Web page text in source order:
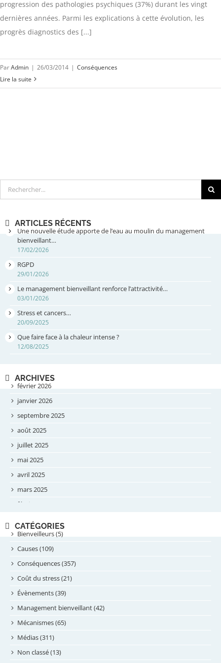
progression des pathologies psychiques (37%) durant les vingt
dernières années. Parmi les explications à cette évolution, les
progrès diagnostics des [...]
ParAdmin | 26/03/2014 | Conséquences
Lire la suite
Rechercher
ARTICLES RÉCENTS
Une nouvelle étude apporte de l’eau au moulin du management
bienveillant…
17/02/2026
RGPD
29/01/2026
Le management bienveillant renforce l’attractivité…
03/01/2026
Stress et cancers…
20/09/2025
Que faire face à la chaleur intense ?
12/08/2025
ARCHIVES
février 2026
janvier 2026
septembre 2025
août 2025
juillet 2025
mai 2025
avril 2025
mars 2025
février 2025
septembre 2024
août 2024
juillet 2024
juin 2024
mai 2024
avril 2024
février 2024
janvier 2024
novembre 2023
CATÉGORIES
Bienveilleurs (5)
Causes (109)
Conséquences (357)
Coût du stress (21)
Évènements (39)
Management bienveillant (42)
Mécanismes (65)
Médias (311)
Non classé (13)